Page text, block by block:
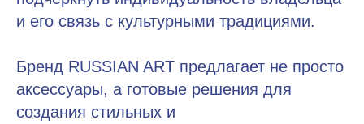
и его связь с культурными традициями.
Бренд RUSSIAN ART предлагает не просто
аксессуары, а готовые решения для
создания стильных и